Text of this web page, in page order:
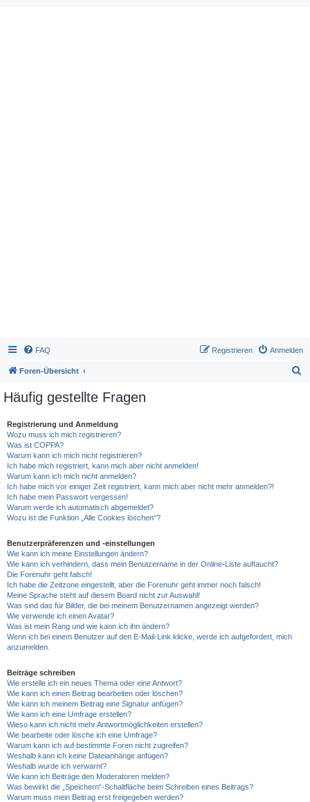
FAQ Anmelden
Registrieren
Foren-Übersicht
Häufig gestellte Fragen
Registrierung und Anmeldung
Wozu muss ich mich registrieren?
Was ist COPPA?
Warum kann ich mich nicht registrieren?
Ich habe mich registriert, kann mich aber nicht anmelden!
Warum kann ich mich nicht anmelden?
Ich habe mich vor einiger Zeit registriert, kann mich aber nicht mehr anmelden?!
Ich habe mein Passwort vergessen!
Warum werde ich automatisch abgemeldet?
Wozu ist die Funktion „Alle Cookies löschen“?
Benutzerpräferenzen und -einstellungen
Wie kann ich meine Einstellungen ändern?
Wie kann ich verhindern, dass mein Benutzername in der Online-Liste auftaucht?
Die Forenuhr geht falsch!
Ich habe die Zeitzone eingestellt, aber die Forenuhr geht immer noch falsch!
Meine Sprache steht auf diesem Board nicht zur Auswahl!
Was sind das für Bilder, die bei meinem Benutzernamen angezeigt werden?
Wie verwende ich einen Avatar?
Was ist mein Rang und wie kann ich ihn ändern?
Wenn ich bei einem Benutzer auf den E-Mail-Link klicke, werde ich aufgefordert, mich
anzumelden.
Beiträge schreiben
Wie erstelle ich ein neues Thema oder eine Antwort?
Wie kann ich einen Beitrag bearbeiten oder löschen?
Wie kann ich meinem Beitrag eine Signatur anfügen?
Wie kann ich eine Umfrage erstellen?
Wieso kann ich nicht mehr Antwortmöglichkeiten erstellen?
Wie bearbeite oder lösche ich eine Umfrage?
Warum kann ich auf bestimmte Foren nicht zugreifen?
Weshalb kann ich keine Dateianhänge anfügen?
Weshalb wurde ich verwarnt?
Wie kann ich Beiträge den Moderatoren melden?
Was bewirkt die „Speichern“-Schaltfläche beim Schreiben eines Beitrags?
Warum muss mein Beitrag erst freigegeben werden?